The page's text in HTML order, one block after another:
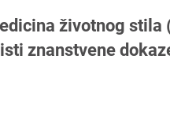
životnog stila
znanstvene